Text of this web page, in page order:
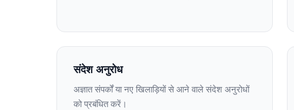
संदेश अनुरोध
अज्ञात संपर्कों या नए खिलाड़ियों से आने वाले संदेश अनुरोधों
को प्रबंधित करें।